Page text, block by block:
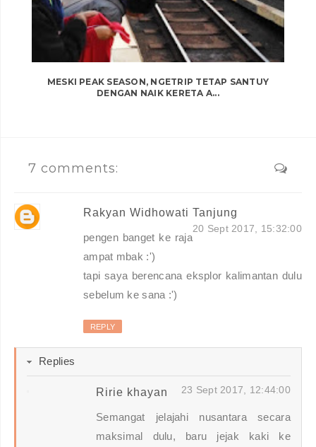
MESKI PEAK SEASON, NGETRIP TETAP SANTUY
DENGAN NAIK KERETA A...
7 comments:
Rakyan Widhowati Tanjung
20 Sept 2017, 15:32:00
pengen banget ke raja
ampat mbak :')
tapi saya berencana eksplor kalimantan dulu
sebelum ke sana :')
REPLY
Replies
Ririe khayan 23 Sept 2017, 12:44:00
Semangat jelajahi nusantara secara
maksimal dulu, baru jejak kaki ke